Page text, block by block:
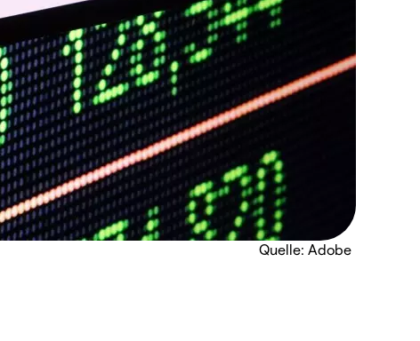
Quelle: Adobe